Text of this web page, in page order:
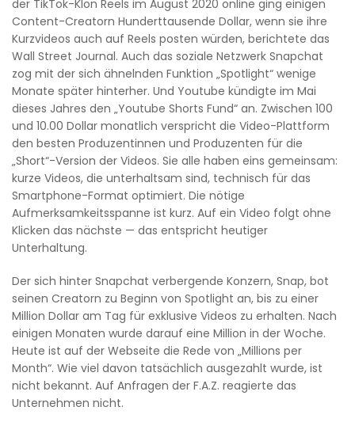
der TikTok-Klon Reels im August 2020 online ging einigen
Content-Creatorn Hunderttausende Dollar, wenn sie ihre
Kurzvideos auch auf Reels posten würden, berichtete das
Wall Street Journal. Auch das soziale Netzwerk Snapchat
zog mit der sich ähnelnden Funktion „Spotlight“ wenige
Monate später hinterher. Und Youtube kündigte im Mai
dieses Jahres den „Youtube Shorts Fund“ an. Zwischen 100
und 10.00 Dollar monatlich verspricht die Video-Plattform
den besten Produzentinnen und Produzenten für die
„Short“-Version der Videos. Sie alle haben eins gemeinsam:
kurze Videos, die unterhaltsam sind, technisch für das
Smartphone-Format optimiert. Die nötige
Aufmerksamkeitsspanne ist kurz. Auf ein Video folgt ohne
Klicken das nächste — das entspricht heutiger
Unterhaltung.
Der sich hinter Snapchat verbergende Konzern, Snap, bot
seinen Creatorn zu Beginn von Spotlight an, bis zu einer
Million Dollar am Tag für exklusive Videos zu erhalten. Nach
einigen Monaten wurde darauf eine Million in der Woche.
Heute ist auf der Webseite die Rede von „Millions per
Month“. Wie viel davon tatsächlich ausgezahlt wurde, ist
nicht bekannt. Auf Anfragen der F.A.Z. reagierte das
Unternehmen nicht.